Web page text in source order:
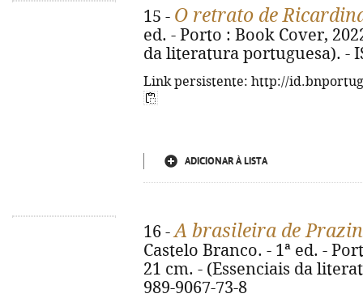
15 - O retrato de
ed. - Porto : Book Cover,
da literatura portuguesa). -
Link persistente: http://
ADICIONAR À LISTA
16 -A brasileira de
Castelo Branco. - 1ª ed. -
21 cm. - (Essenciais da
989-9067-73-8